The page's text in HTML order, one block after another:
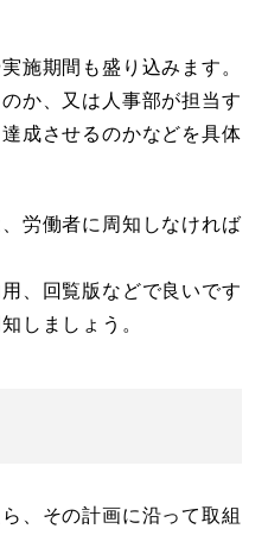
施期間も盛り込みます。
か、又は人事部が担当す
成させるのかなどを具体
労働者に周知しなければ
、回覧版などで良いです
しましょう。
、その計画に沿って取組